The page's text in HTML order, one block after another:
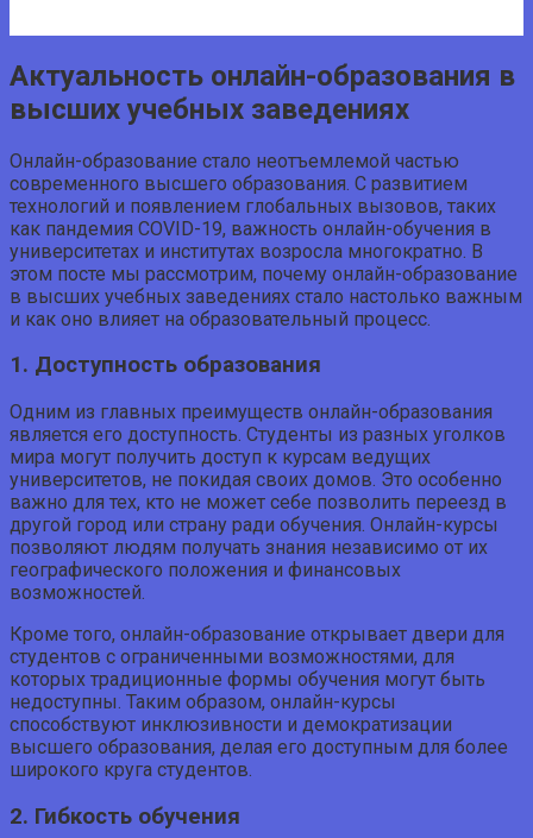
Актуальность онлайн-образования в
высших учебных заведениях
Онлайн-образование стало неотъемлемой частью
современного высшего образования. С развитием
технологий и появлением глобальных вызовов, таких
как пандемия COVID-19, важность онлайн-обучения в
университетах и институтах возросла многократно. В
этом посте мы рассмотрим, почему онлайн-образование
в высших учебных заведениях стало настолько важным
и как оно влияет на образовательный процесс.
1. Доступность образования
Одним из главных преимуществ онлайн-образования
является его доступность. Студенты из разных уголков
мира могут получить доступ к курсам ведущих
университетов, не покидая своих домов. Это особенно
важно для тех, кто не может себе позволить переезд в
другой город или страну ради обучения. Онлайн-курсы
позволяют людям получать знания независимо от их
географического положения и финансовых
возможностей.
Кроме того, онлайн-образование открывает двери для
студентов с ограниченными возможностями, для
которых традиционные формы обучения могут быть
недоступны. Таким образом, онлайн-курсы
способствуют инклюзивности и демократизации
высшего образования, делая его доступным для более
широкого круга студентов.
2. Гибкость обучения